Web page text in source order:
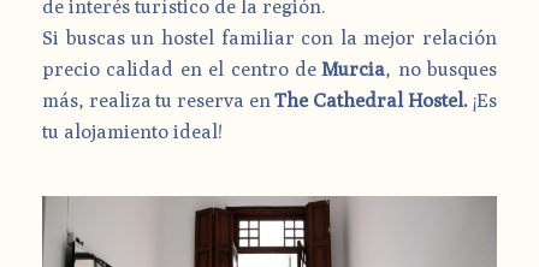
de interés turístico de la región.
Si buscas un hostel familiar con la mejor relación
precio calidad en el centro deMurcia, no busques
más, realiza tu reserva en The Cathedral Hostel. ¡Es
tu alojamiento ideal!